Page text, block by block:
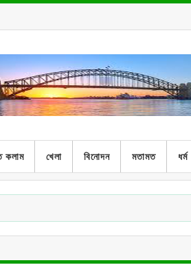
কলাম খেলা বিনোদন মতামত ধর্ম